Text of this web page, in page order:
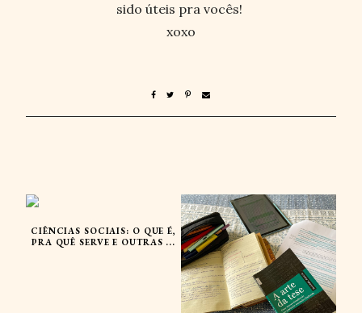
sido úteis pra vocês!
xoxo
CIÊNCIAS SOCIAIS: O QUE É,
PRA QUÊ SERVE E OUTRAS ...